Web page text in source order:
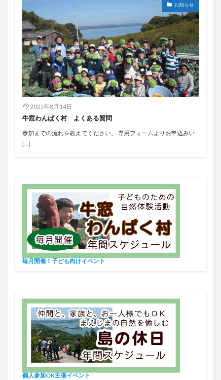
お知らせ
2025年8月14日
牛窓わんぱく村 よくある質問
参加までの流れを教えてください。 専用フォームよりお申込みい
[…]
毎月開催！子ども向けイベント
個人参加OK主催イベント